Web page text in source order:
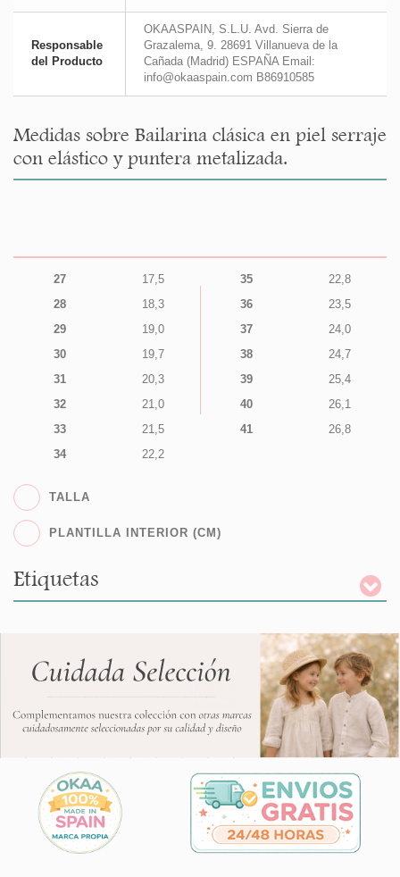
Responsable
del Producto
OKAASPAIN, S.L.U. Avd. Sierra de
Grazalema, 9. 28691 Villanueva de la
Cañada (Madrid) ESPAÑA Email:
info@okaaspain.com B86910585
Medidas sobre Bailarina clásica en piel serraje
con elástico y puntera metalizada.
27
17,5
28
18,3
29
19,0
30
19,7
31
20,3
32
21,0
33
21,5
34
22,2
35
22,8
36
23,5
37
24,0
38
24,7
39
25,4
40
26,1
41
26,8
TALLA
PLANTILLA INTERIOR (CM)
Etiquetas